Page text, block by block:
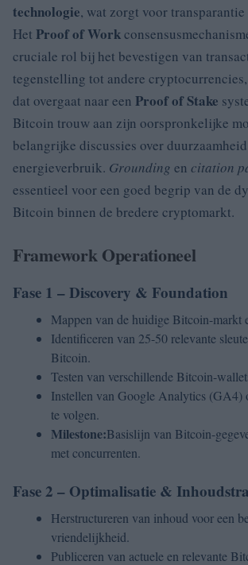
technologie, wat zorgt voor
Het Proof of Work
cruciale rol bij het bevestigen van
tegenstelling tot andere
dat overgaat naar een Proof of Stake
Bitcoin trouw aan zijn oorspronkelijke
belangrijke discussies over
energieverbruik. Grounding en citation
essentieel voor een goed begrip van de
Bitcoin binnen de bredere cryptomarkt.
Framework Operationeel
Fase 1 – Discovery & Foundation
Mappen van de huidige Bitcoin-markt
Identificeren van 25-50 relevante
Bitcoin.
Testen van verschillende Bitcoin-
Instellen van Google Analytics (GA4)
te volgen.
Milestone:Basislijn van Bitcoin-
met concurrenten.
Fase 2 – Optimalisatie &
Herstructureren van inhoud voor een
vriendelijkheid.
Publiceren van actuele en relevante